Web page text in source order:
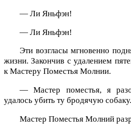
— Ли Яньфэн!
— Ли Яньфэн!
Эти возгласы мгновенно
жизни. Закончив с удалением
к Мастеру Поместья Молнии.
— Мастер поместья, я
удалось убить ту бродячую собаку.
Мастер Поместья Молний